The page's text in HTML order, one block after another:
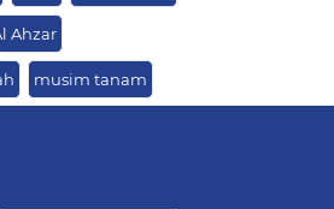
Ahzar
musim tanam